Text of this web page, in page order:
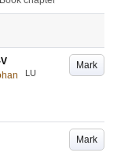
Mark
LU
Mark